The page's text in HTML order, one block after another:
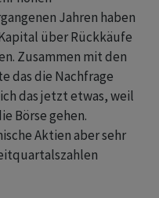
Jahren haben
über Rückkäufe
Zusammen mit den
das die Nachfrage
das jetzt etwas, weil
Börse gehen.
Aktien aber sehr